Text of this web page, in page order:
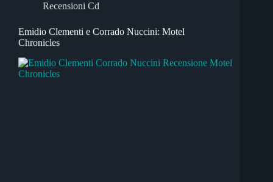
Recensioni Cd
Emidio Clementi e Corrado Nuccini: Motel
Chronicles